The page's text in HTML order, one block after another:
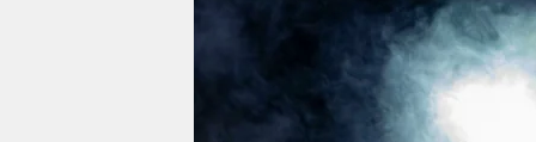
veranstaltungen